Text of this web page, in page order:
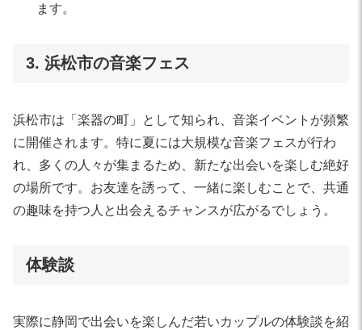
ます。
3. 浜松市の音楽フェス
浜松市は「楽器の町」として知られ、音楽イベントが頻繁
に開催されます。特に夏には大規模な音楽フェスが行わ
れ、多くの人々が集まるため、新たな出会いを楽しむ絶好
の場所です。お友達を誘って、一緒に楽しむことで、共通
の趣味を持つ人と出会えるチャンスが広がるでしょう。
体験談
実際に静岡で出会いを楽しんだ若いカップルの体験談を紹